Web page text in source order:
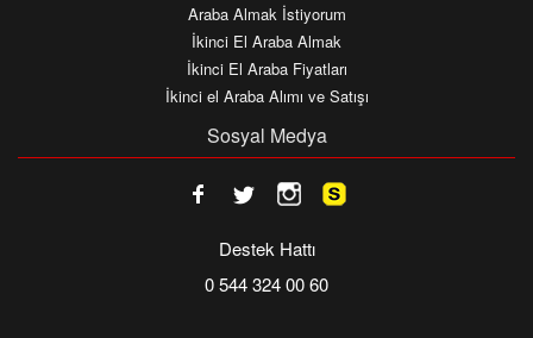
Araba Almak İstiyorum
İkinci El Araba Almak
İkinci El Araba Fiyatları
İkinci el Araba Alımı ve Satışı
Sosyal Medya
Destek Hattı
0 544 324 00 60